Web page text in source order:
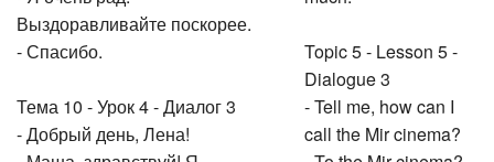
Выздоравливайте поскорее.
- Спасибо.
Тема 10 - Урок 4 - Диалог 3
- Добрый день, Лена!
Topic 5 - Lesson 5 -
Dialogue 3
- Tell me, how can I
call the Mir cinema?